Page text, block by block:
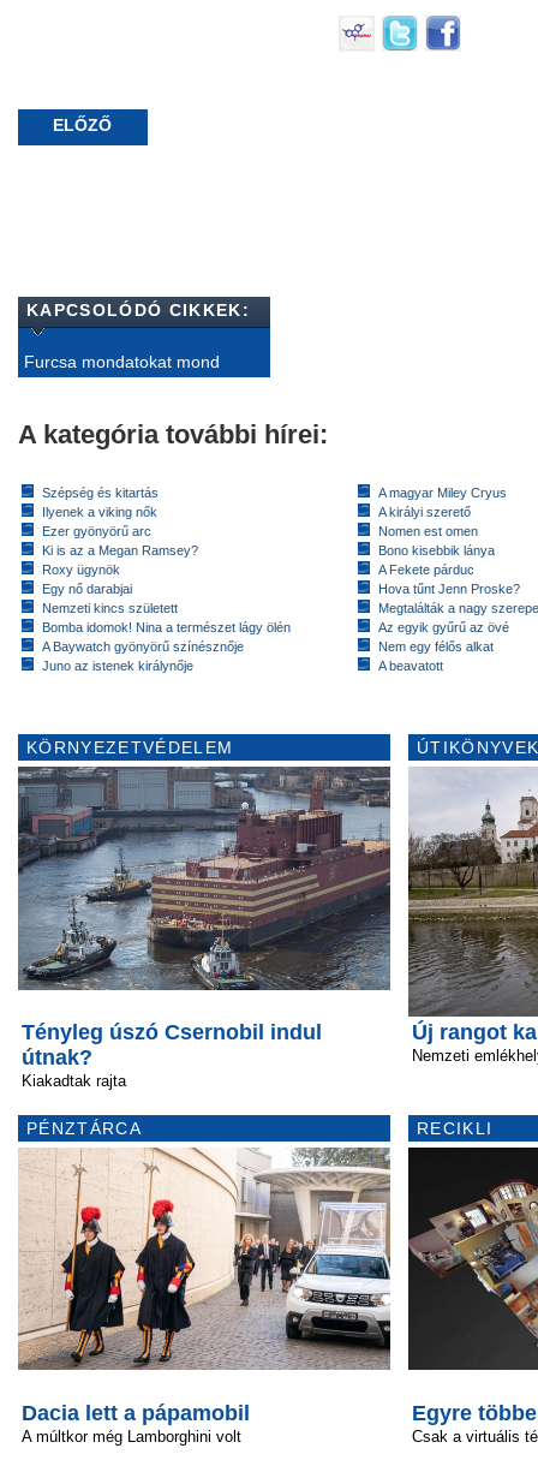
ELŐZŐ
KAPCSOLÓDÓ CIKKEK:
Furcsa mondatokat mond
A kategória további hírei:
Szépség és kitartás
Ilyenek a viking nők
Ezer gyönyörű arc
Ki is az a Megan Ramsey?
Roxy ügynök
Egy nő darabjai
Nemzeti kincs született
Bomba idomok! Nina a természet lágy ölén
A Baywatch gyönyörű színésznője
Juno az istenek királynője
A magyar Miley Cryus
A királyi szerető
Nomen est omen
Bono kisebbik lánya
A Fekete párduc
Hova tűnt Jenn Proske?
Megtalálták a nagy
Az egyik gyűrű az övé
Nem egy félős alkat
A beavatott
KÖRNYEZETVÉDELEM
Tényleg úszó Csernobil indul
útnak?
Kiakadtak rajta
PÉNZTÁRCA
Dacia lett a pápamobil
A múltkor még Lamborghini volt
Új rangot
Nemzeti
RECIKLI
Egyre
Csak a virtuális